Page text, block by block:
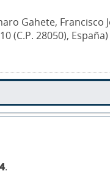
Gahete, Francisco
(C.P. 28050),
.